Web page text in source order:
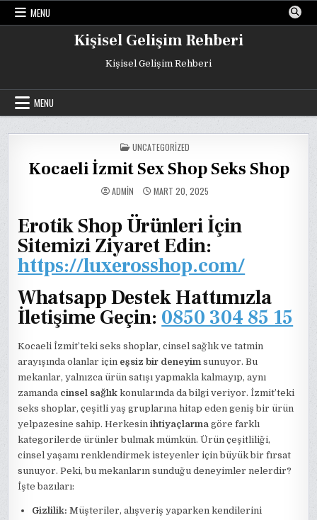
Skip
MENU
Kişisel Gelişim Rehberi
Kişisel Gelişim Rehberi
MENU
POSTED
IN
UNCATEGORIZED
Kocaeli İzmit Sex Shop Seks Shop
ADMIN MART 20, 2025
Erotik Shop Ürünleri İçin
Sitemizi Ziyaret Edin:
https://luxerosshop.com/
Whatsapp Destek Hattımızla
İletişime Geçin: 0850 304 85 15
Kocaeli İzmit’teki seks shoplar, cinsel sağlık ve tatmin
arayışında olanlar için eşsiz bir deneyimsunuyor. Bu
mekanlar, yalnızca ürün satışı yapmakla kalmayıp, aynı
zamanda cinsel sağlık konularında da bilgi veriyor. İzmit’teki
seks shoplar, çeşitli yaş gruplarına hitap eden geniş bir ürün
yelpazesine sahip. Herkesinihtiyaçlarına göre farklı
kategorilerde ürünler bulmak mümkün. Ürün çeşitliliği,
cinsel yaşamı renklendirmek isteyenler için büyük bir fırsat
sunuyor. Peki, bu mekanların sunduğu deneyimler nelerdir?
İşte bazıları:
Gizlilik: Müşteriler, alışveriş yaparken kendilerini